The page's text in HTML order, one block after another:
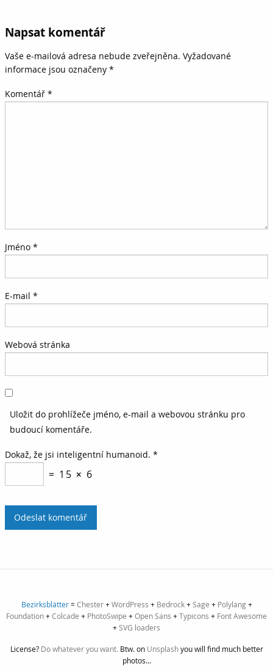
Napsat komentář
Vaše e-mailová adresa nebude zveřejněna. Vyžadované
informace jsou označeny *
Komentář *
Jméno *
E-mail *
Webová stránka
Uložit do prohlížeče jméno, e-mail a webovou stránku pro
budoucí komentáře.
Dokaž, že jsi inteligentní humanoid. *
= 15 × 6
Bezirksblätter=Chester+WordPress + Bedrock+Sage + Polylang+
Foundation+Colcade + PhotoSwipe +Open Sans +Typicons + Font Awesome
+SVG loaders
License? Do whatever you want. Btw. on Unsplashyou will find much better
photos...